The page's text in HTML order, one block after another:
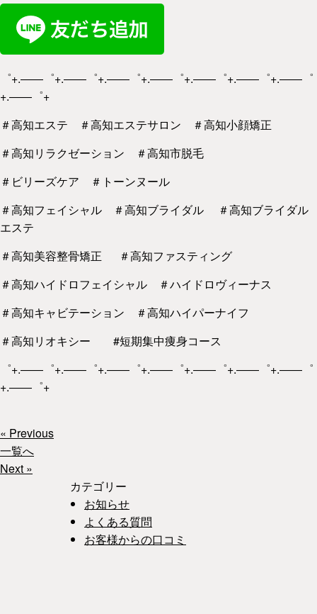
゜+.――゜+.――゜+.――゜+.――゜+.――゜+.――゜+.――゜
+.――゜+
＃高知エステ ＃高知エステサロン ＃高知小顔矯正
＃高知リラクゼーション ＃高知市脱毛
＃ビリーズケア ＃トーンヌール
＃高知フェイシャル ＃高知ブライダル ＃高知ブライダル
エステ
＃高知美容整骨矯正 ＃高知ファスティング
＃高知ハイドロフェイシャル ＃ハイドロヴィーナス
＃高知キャビテーション ＃高知ハイパーナイフ
＃高知リオキシー #短期集中痩身コース
゜+.――゜+.――゜+.――゜+.――゜+.――゜+.――゜+.――゜
+.――゜+
« Previous
一覧へ
Next »
カテゴリー
お知らせ
よくある質問
お客様からの口コミ